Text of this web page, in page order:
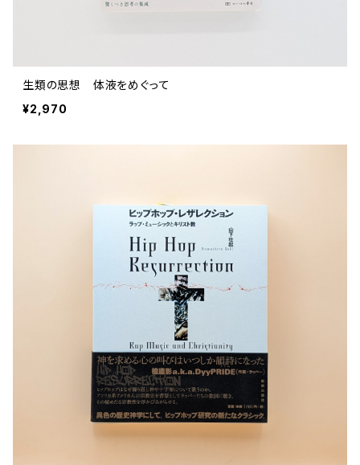
生類の思想 体液をめぐって
¥2,970